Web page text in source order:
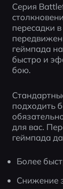
Серия
пересадки
геймпада
быстро и
бою.
подходить
для вас.
геймпада
Более
Снижение